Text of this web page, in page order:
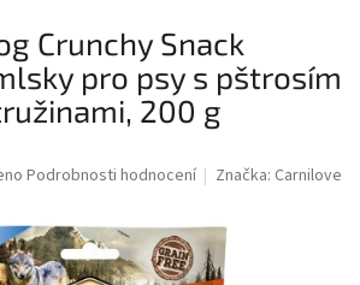
Crunchy Snack
pro psy s pštrosím
200 g
Podrobnosti hodnocení Značka: Carnilove